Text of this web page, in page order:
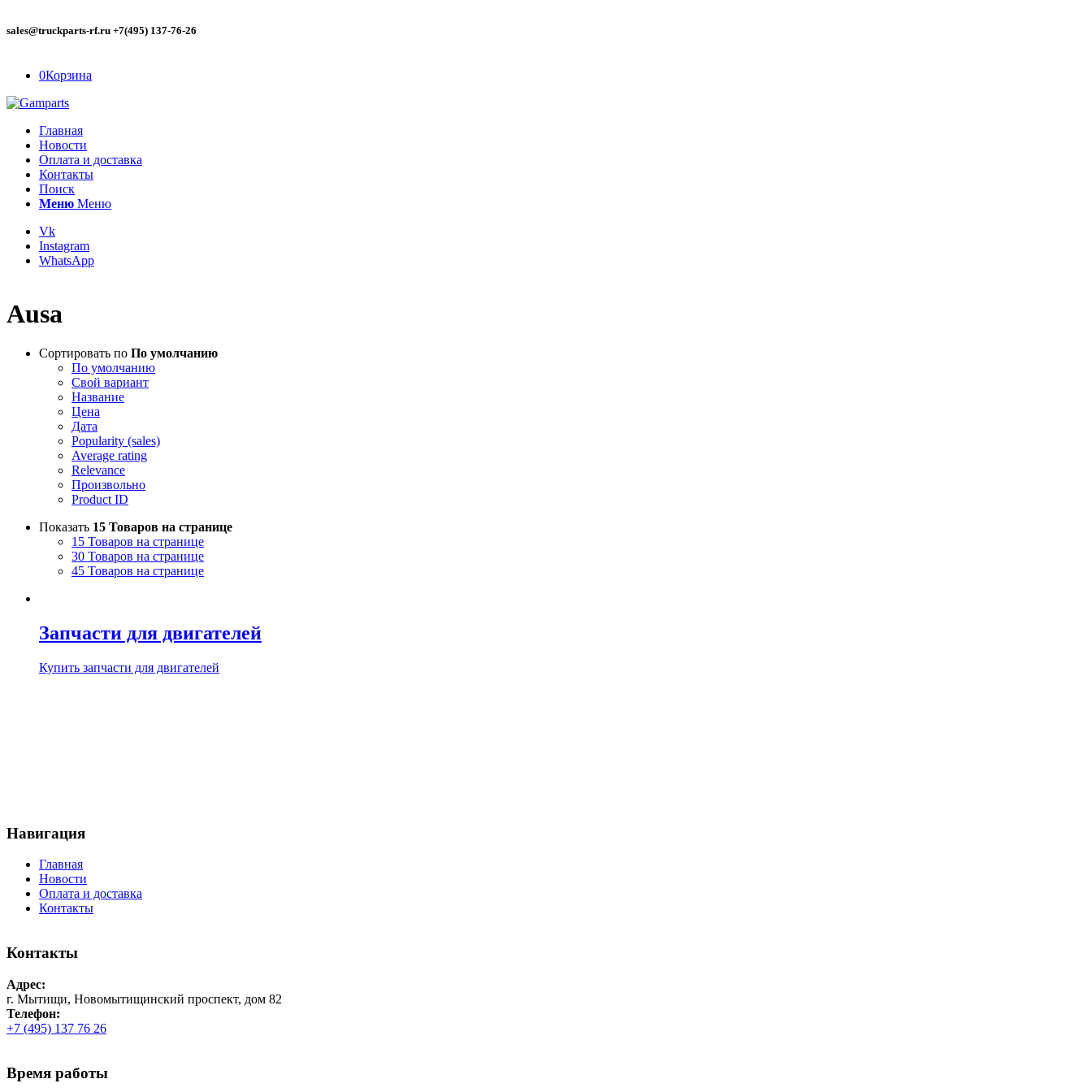
sales@truckparts-rf.ru +7(495) 137-76-26
0Корзина
Главная
Новости
Оплата и доставка
Контакты
Поиск
Меню Меню
Vk
Instagram
WhatsApp
Ausa
Сортировать по По умолчанию
По умолчанию
Свой вариант
Название
Цена
Дата
Popularity (sales)
Average rating
Relevance
Произвольно
Product ID
Показать 15 Товаров на странице
15 Товаров на странице
30 Товаров на странице
45 Товаров на странице
Запчасти для двигателей
Купить запчасти для двигателей
Навигация
Главная
Новости
Оплата и доставка
Контакты
Контакты
Адрес:
г. Мытищи, Новомытищинский проспект, дом 82
Телефон:
+7 (495) 137 76 26
Время работы